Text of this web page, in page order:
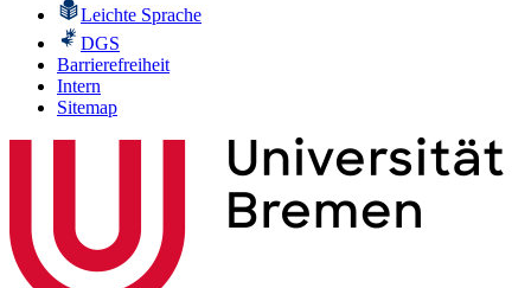
Leichte Sprache
DGS
Barrierefreiheit
Intern
Sitemap